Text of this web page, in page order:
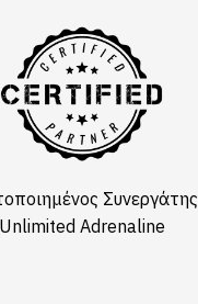
Συνεργάτης
Unlimited Adrenaline